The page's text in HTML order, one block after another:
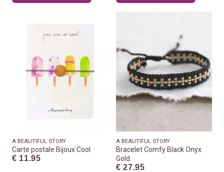
A BEAUTIFUL STORY
Carte postale Bijoux Cool
€ 11.95
A BEAUTIFUL STORY
Bracelet Comfy Black Onyx
Gold
€ 27.95